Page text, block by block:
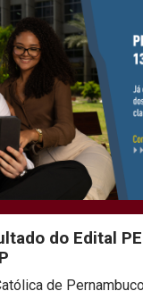
do Edital
de